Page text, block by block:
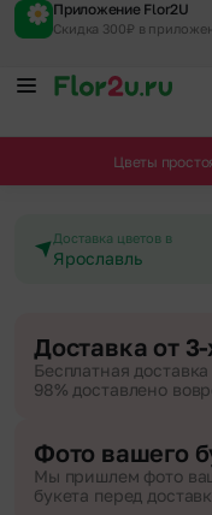
Приложение Flor2U
Скидка 300₽ в
Цветы
Доставка цветов в
Ярославль
Доставка от
Бесплатная
98% доставлено
Фото вашего
Мы пришлем фото
букета перед